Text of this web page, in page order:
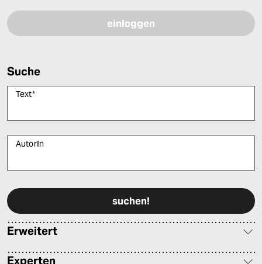
Suche
Text*
AutorIn
Erweitert
Experten